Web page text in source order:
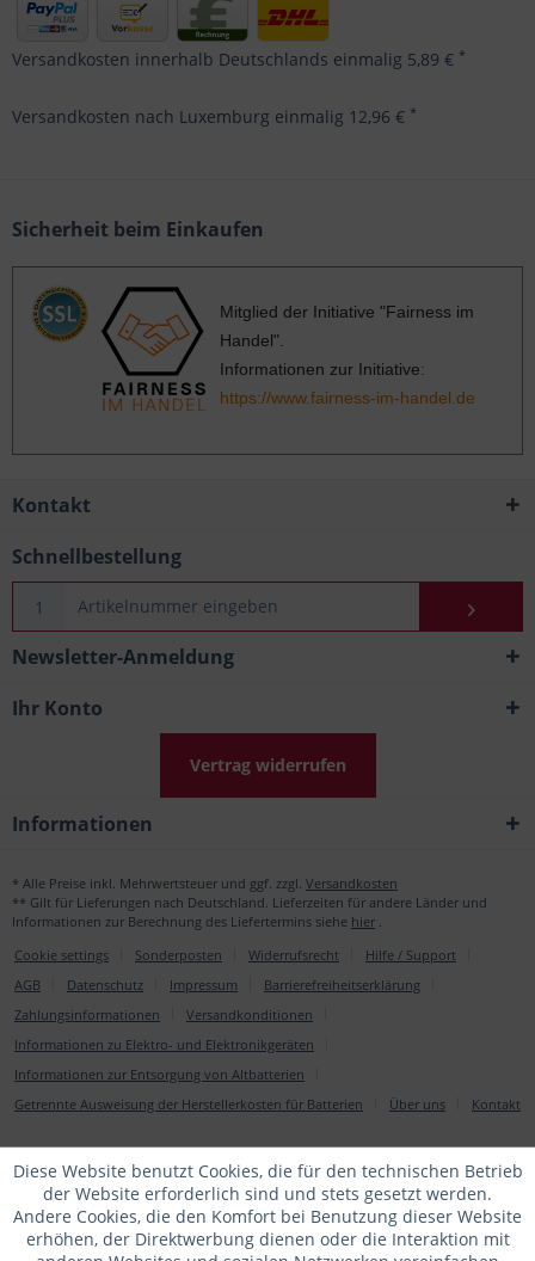
Versandkosten innerhalb Deutschlands einmalig 5,89 € *
Versandkosten nach Luxemburg einmalig 12,96 € *
Sicherheit beim Einkaufen
Mitglied der Initiative "Fairness im
Handel".
Informationen zur Initiative:
https://www.fairness-im-handel.de
Kontakt
Schnellbestellung
Newsletter-Anmeldung
Ihr Konto
Vertrag widerrufen
Informationen
* Alle Preise inkl. Mehrwertsteuer und ggf. zzgl. Versandkosten
** Gilt für Lieferungen nach Deutschland. Lieferzeiten für andere Länder und
Informationen zur Berechnung des Liefertermins siehe hier
Cookie settings
Sonderposten Widerrufsrecht
Hilfe / Support
AGB
Datenschutz Impressum
Barrierefreiheitserklärung
Zahlungsinformationen
Versandkonditionen
Informationen zu Elektro- und Elektronikgeräten
Informationen zur Entsorgung von Altbatterien
Getrennte Ausweisung der Herstellerkosten für Batterien
Über uns Kontakt
Diese Website benutzt Cookies, die für den technischen Betrieb
der Website erforderlich sind und stets gesetzt werden.
Andere Cookies, die den Komfort bei Benutzung dieser Website
erhöhen, der Direktwerbung dienen oder die Interaktion mit